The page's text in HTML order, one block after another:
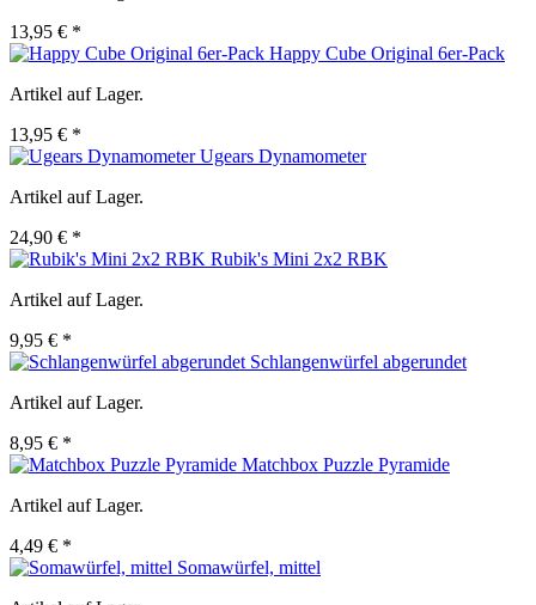
13,95 € *
Happy Cube Original 6er-Pack
Artikel auf Lager.
13,95 € *
Ugears Dynamometer
Artikel auf Lager.
24,90 € *
Rubik's Mini 2x2 RBK
Artikel auf Lager.
9,95 € *
Schlangenwürfel abgerundet
Artikel auf Lager.
8,95 € *
Matchbox Puzzle Pyramide
Artikel auf Lager.
4,49 € *
Somawürfel, mittel